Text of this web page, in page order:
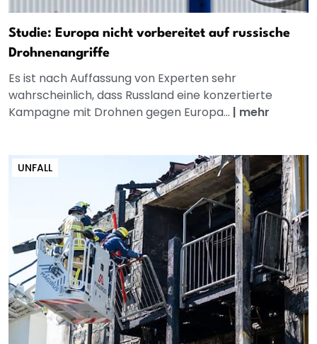
Studie: Europa nicht vorbereitet auf russische
Drohnenangriffe
Es ist nach Auffassung von Experten sehr
wahrscheinlich, dass Russland eine konzertierte
Kampagne mit Drohnen gegen Europa... | mehr
UNFALL